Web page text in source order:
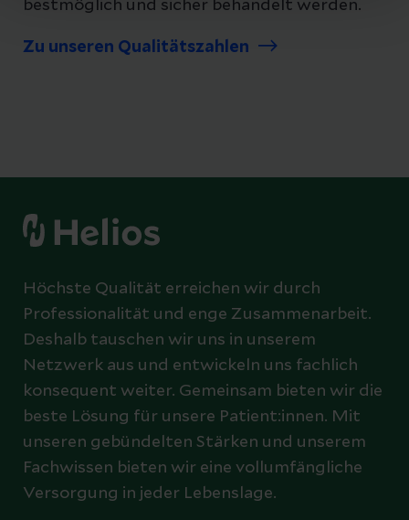
bestmöglich und sicher behandelt werden.
Zu unseren Qualitätszahlen
Höchste Qualität erreichen wir durch
Professionalität und enge Zusammenarbeit.
Deshalb tauschen wir uns in unserem
Netzwerk aus und entwickeln uns fachlich
konsequent weiter. Gemeinsam bieten wir die
beste Lösung für unsere Patient:innen. Mit
unseren gebündelten Stärken und unserem
Fachwissen bieten wir eine vollumfängliche
Versorgung in jeder Lebenslage.